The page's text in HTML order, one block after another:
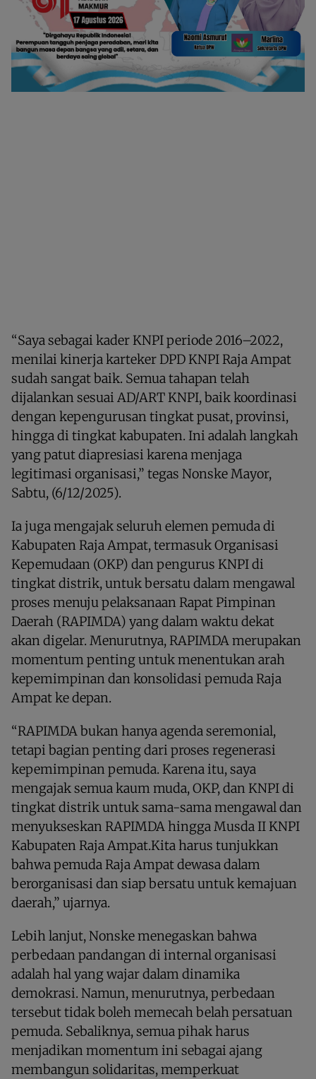
“Saya sebagai kader KNPI periode 2016–2022,
menilai kinerja karteker DPD KNPI Raja Ampat
sudah sangat baik. Semua tahapan telah
dijalankan sesuai AD/ART KNPI, baik koordinasi
dengan kepengurusan tingkat pusat, provinsi,
hingga di tingkat kabupaten. Ini adalah langkah
yang patut diapresiasi karena menjaga
legitimasi organisasi,” tegas Nonske Mayor,
Sabtu, (6/12/2025).
Ia juga mengajak seluruh elemen pemuda di
Kabupaten Raja Ampat, termasuk Organisasi
Kepemudaan (OKP) dan pengurus KNPI di
tingkat distrik, untuk bersatu dalam mengawal
proses menuju pelaksanaan Rapat Pimpinan
Daerah (RAPIMDA) yang dalam waktu dekat
akan digelar. Menurutnya, RAPIMDA merupakan
momentum penting untuk menentukan arah
kepemimpinan dan konsolidasi pemuda Raja
Ampat ke depan.
“RAPIMDA bukan hanya agenda seremonial,
tetapi bagian penting dari proses regenerasi
kepemimpinan pemuda. Karena itu, saya
mengajak semua kaum muda, OKP, dan KNPI di
tingkat distrik untuk sama-sama mengawal dan
menyukseskan RAPIMDA hingga Musda II KNPI
Kabupaten Raja Ampat.Kita harus tunjukkan
bahwa pemuda Raja Ampat dewasa dalam
berorganisasi dan siap bersatu untuk kemajuan
daerah,” ujarnya.
Lebih lanjut, Nonske menegaskan bahwa
perbedaan pandangan di internal organisasi
adalah hal yang wajar dalam dinamika
demokrasi. Namun, menurutnya, perbedaan
tersebut tidak boleh memecah belah persatuan
pemuda. Sebaliknya, semua pihak harus
menjadikan momentum ini sebagai ajang
membangun solidaritas, memperkuat